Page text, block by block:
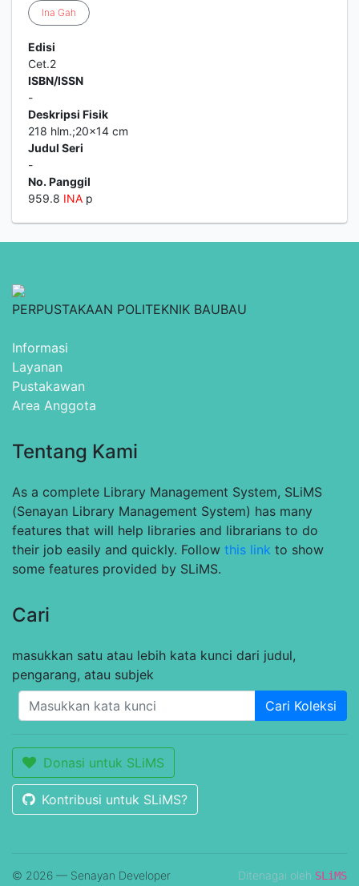
Ina Gah
Edisi
Cet.2
ISBN/ISSN
-
Deskripsi Fisik
218 hlm.;20x14 cm
Judul Seri
-
No. Panggil
959.8 INA p
PERPUSTAKAAN POLITEKNIK BAUBAU
Informasi
Layanan
Pustakawan
Area Anggota
Tentang Kami
As a complete Library Management System, SLiMS
(Senayan Library Management System) has many
features that will help libraries and librarians to do
their job easily and quickly. Follow this link to show
some features provided by SLiMS.
Cari
masukkan satu atau lebih kata kunci dari judul,
pengarang, atau subjek
Cari Koleksi
Donasi untuk SLiMS
Kontribusi untuk SLiMS?
© 2026 — Senayan Developer
Ditenagai oleh SLiMS